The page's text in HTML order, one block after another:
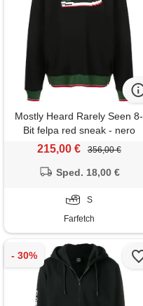
Mostly Heard Rarely Seen 8-
Bit felpa red sneak - nero
215,00 € 356,00 €
Sped. 18,00 €
S
Farfetch